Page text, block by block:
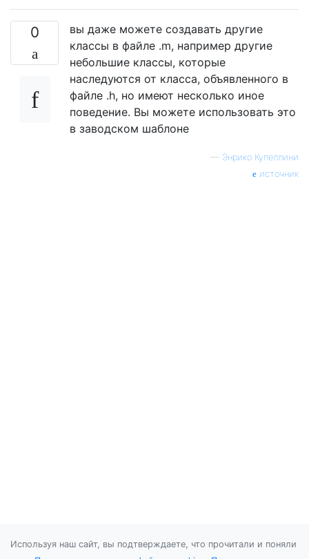
0
вы даже можете создавать другие
классы в файле .m, например другие
небольшие классы, которые
наследуются от класса, объявленного в
файле .h, но имеют несколько иное
поведение. Вы можете использовать это
в заводском шаблоне
— Энрико Купеллини
источник
Используя наш сайт, вы подтверждаете, что прочитали и поняли